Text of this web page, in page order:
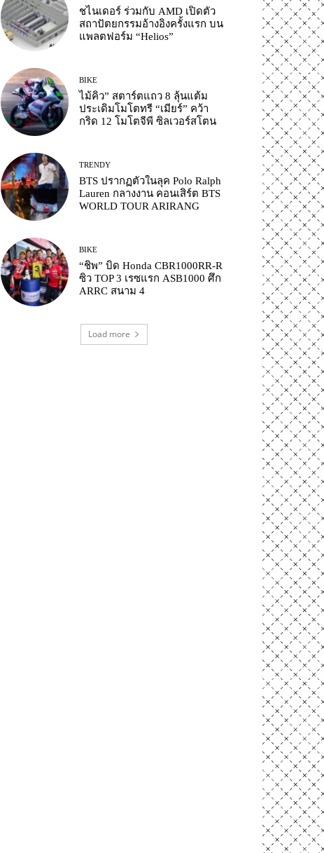
ชไนเดอร์ ร่วมกับ AMD เปิดตัว
สถาปัตยกรรมอ้างอิงครั้งแรก บน
แพลตฟอร์ม “Helios”
BIKE
ไม้คิว” สตาร์ตแถว 8 ลุ้นแต้ม
ประเดิมโมโตทรี “เมียร์” คว้า
กริด 12 โมโตจีพี ซิลเวอร์สโตน
TRENDY
BTS ปรากฏตัวในลุค Polo Ralph
Lauren กลางงาน คอนเสิร์ต BTS
WORLD TOUR ARIRANG
BIKE
“ชิพ” บิด Honda CBR1000RR-R
ซิว TOP 3 เรซแรก ASB1000 ศึก
ARRC สนาม 4
Load more